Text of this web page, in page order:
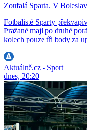
Zoufalá Sparta. V
Fotbalisté Sparty
Pražané mají po druhé
kolech pouze tři body za
Aktuálně.cz - Sport
dnes, 20:20